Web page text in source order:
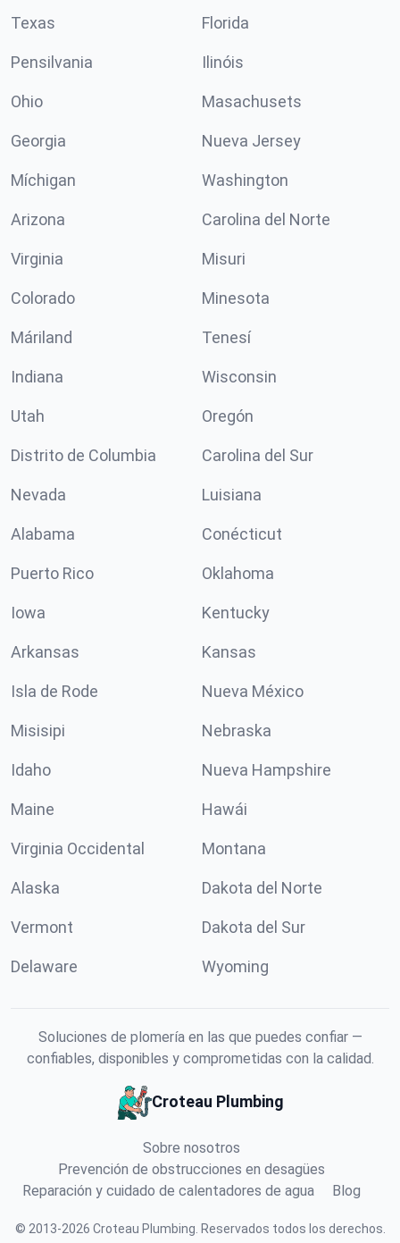
Texas Florida
Pensilvania Ilinóis
Ohio Masachusets
Georgia Nueva Jersey
Míchigan Washington
Arizona Carolina del Norte
Virginia Misuri
Colorado Minesota
Máriland Tenesí
Indiana Wisconsin
Utah Oregón
Distrito de Columbia Carolina del Sur
Nevada Luisiana
Alabama Conécticut
Puerto Rico Oklahoma
Iowa Kentucky
Arkansas Kansas
Isla de Rode Nueva México
Misisipi Nebraska
Idaho Nueva Hampshire
Maine Hawái
Virginia Occidental Montana
Alaska Dakota del Norte
Vermont Dakota del Sur
Delaware Wyoming
Soluciones de plomería en las que puedes confiar —
confiables, disponibles y comprometidas con la calidad.
Croteau Plumbing
Sobre nosotros
Prevención de obstrucciones en desagües
Reparación y cuidado de calentadores de agua
Blog
© 2013-2026 Croteau Plumbing Reservados todos los derechos.